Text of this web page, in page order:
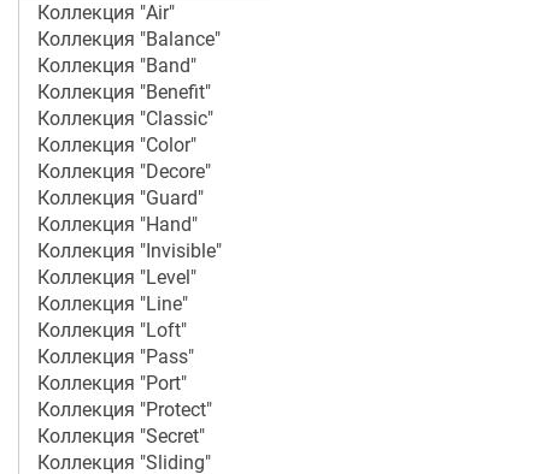
Коллекция "Air"
Коллекция "Balance"
Коллекция "Band"
Коллекция "Benefit"
Коллекция "Classic"
Коллекция "Color"
Коллекция "Decore"
Коллекция "Guard"
Коллекция "Hand"
Коллекция "Invisible"
Коллекция "Level"
Коллекция "Line"
Коллекция "Loft"
Коллекция "Pass"
Коллекция "Port"
Коллекция "Protect"
Коллекция "Secret"
Коллекция "Sliding"